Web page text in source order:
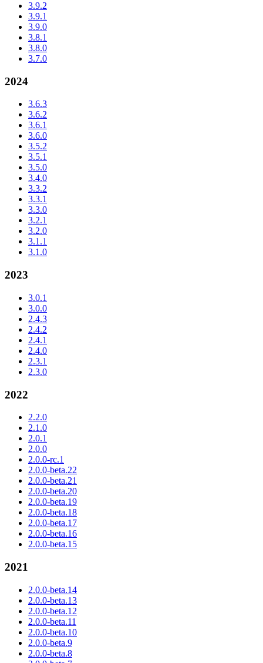
3.9.2
3.9.1
3.9.0
3.8.1
3.8.0
3.7.0
2024
3.6.3
3.6.2
3.6.1
3.6.0
3.5.2
3.5.1
3.5.0
3.4.0
3.3.2
3.3.1
3.3.0
3.2.1
3.2.0
3.1.1
3.1.0
2023
3.0.1
3.0.0
2.4.3
2.4.2
2.4.1
2.4.0
2.3.1
2.3.0
2022
2.2.0
2.1.0
2.0.1
2.0.0
2.0.0-rc.1
2.0.0-beta.22
2.0.0-beta.21
2.0.0-beta.20
2.0.0-beta.19
2.0.0-beta.18
2.0.0-beta.17
2.0.0-beta.16
2.0.0-beta.15
2021
2.0.0-beta.14
2.0.0-beta.13
2.0.0-beta.12
2.0.0-beta.11
2.0.0-beta.10
2.0.0-beta.9
2.0.0-beta.8